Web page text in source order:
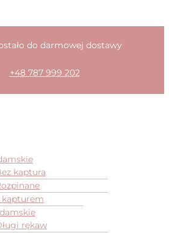
do darmowej dostawy
+48 787 999 202
kaptura
kapturem
rękaw